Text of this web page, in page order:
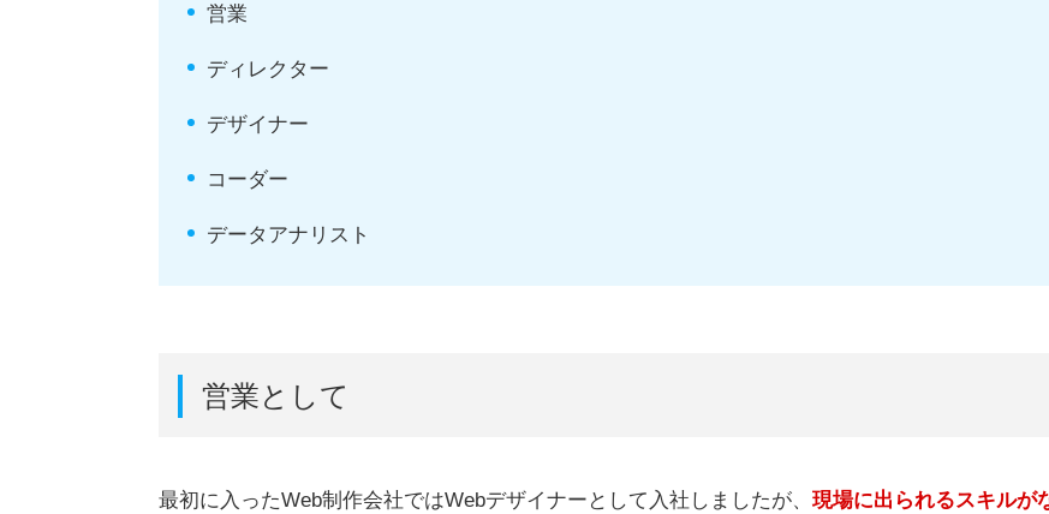
営業
ディレクター
デザイナー
コーダー
データアナリスト
営業として
最初に入ったWeb制作会社ではWebデザイナーとして入社しましたが、 現場に出られるスキルが